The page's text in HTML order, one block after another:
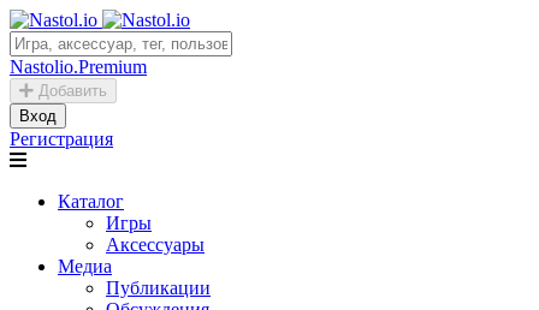
Nastolio.Premium
Добавить
Вход
Регистрация
Каталог
Игры
Аксессуары
Медиа
Публикации